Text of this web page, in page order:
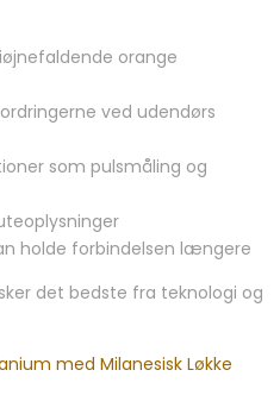
orange
ved udendørs
som pulsmåling og
holde forbindelsen længere
det bedste fra teknologi og